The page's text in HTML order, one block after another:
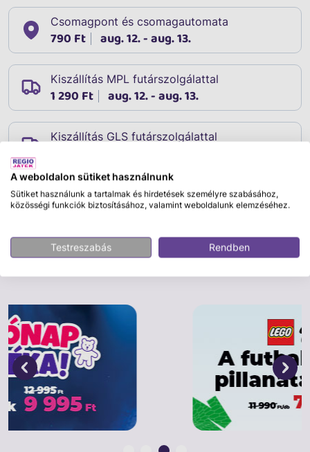
Csomagpont és csomagautomata
790 Ft aug. 12. - aug. 13.
Kiszállítás MPL futárszolgálattal
1 290 Ft aug. 12. - aug. 13.
Kiszállítás GLS futárszolgálattal
A weboldalon sütiket használnunk
Sütiket használunk a tartalmak és hirdetések személyre szabásához,
közösségi funkciók biztosításához, valamint weboldalunk elemzéséhez.
Testreszabás Rendben